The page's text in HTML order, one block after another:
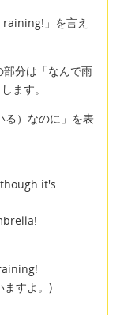
」を言え
分は「なんで雨
ます。
る）なのに」を表
it's
ますよ。)